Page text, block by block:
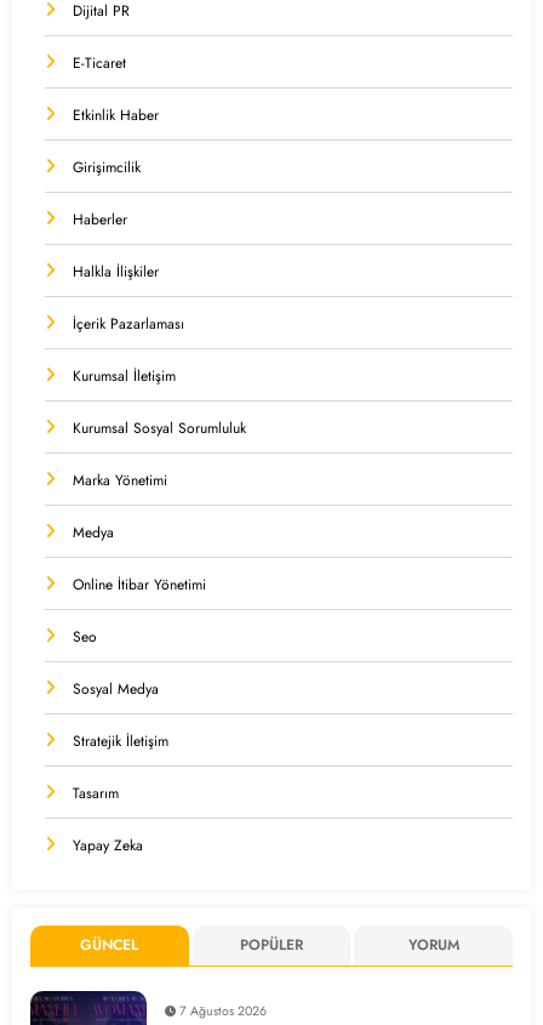
Dijital PR
E-Ticaret
Etkinlik Haber
Girişimcilik
Haberler
Halkla İlişkiler
İçerik Pazarlaması
Kurumsal İletişim
Kurumsal Sosyal Sorumluluk
Marka Yönetimi
Medya
Online İtibar Yönetimi
Seo
Sosyal Medya
Stratejik İletişim
Tasarım
Yapay Zeka
GÜNCEL POPÜLER YORUM
7 Ağustos 2026